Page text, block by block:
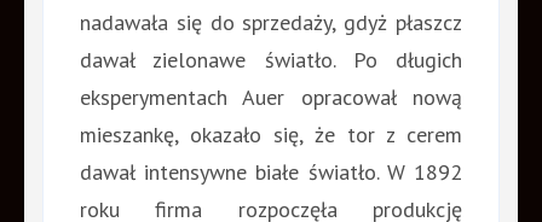
nadawała się do sprzedaży, gdyż płaszcz
dawał zielonawe światło. Po długich
eksperymentach Auer opracował nową
mieszankę, okazało się, że tor z cerem
dawał intensywne białe światło. W 1892
roku firma rozpoczęła produkcję